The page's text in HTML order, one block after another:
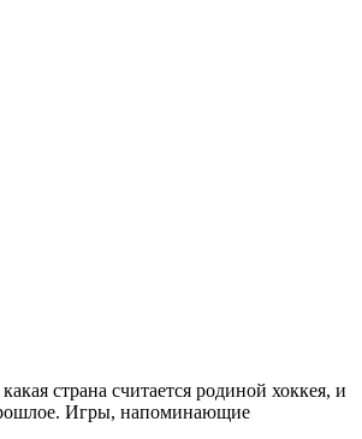
страна считается родиной хоккея, и
прошлое. Игры, напоминающие